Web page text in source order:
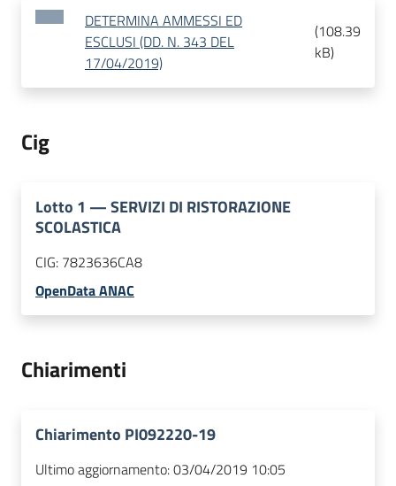
DETERMINA AMMESSI ED
ESCLUSI (DD. N. 343 DEL
17/04/2019)
(108.39
kB)
Cig
Lotto 1 —SERVIZI DI RISTORAZIONE
SCOLASTICA
CIG: 7823636CA8
OpenData ANAC
Chiarimenti
Chiarimento PI092220-19
Ultimo aggiornamento:03/04/2019 10:05